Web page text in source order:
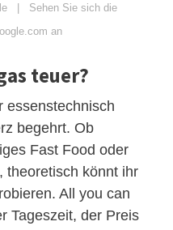
| Sehen Sie sich die
an
teuer?
essenstechnisch
begehrt. Ob
Fast Food oder
theoretisch könnt ihr
All you can
Tageszeit, der Preis